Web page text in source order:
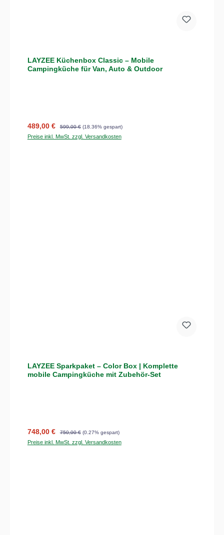
LAYZEE Küchenbox Classic – Mobile
Campingküche für Van, Auto & Outdoor
Verkaufspreis:
489,00 € Regulärer Preis:
599,00 € (18.36% gespart)
Preise inkl. MwSt. zzgl. Versandkosten
LAYZEE Sparkpaket – Color Box | Komplette
mobile Campingküche mit Zubehör-Set
Verkaufspreis:
748,00 € Regulärer Preis:
750,00 € (0.27% gespart)
Preise inkl. MwSt. zzgl. Versandkosten